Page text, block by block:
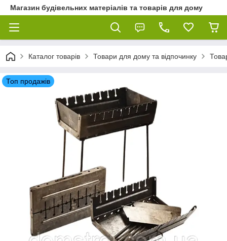
Магазин будівельних матеріалів та товарів для дому
Каталог товарів Товари для дому та відпочинку
Топ продажів